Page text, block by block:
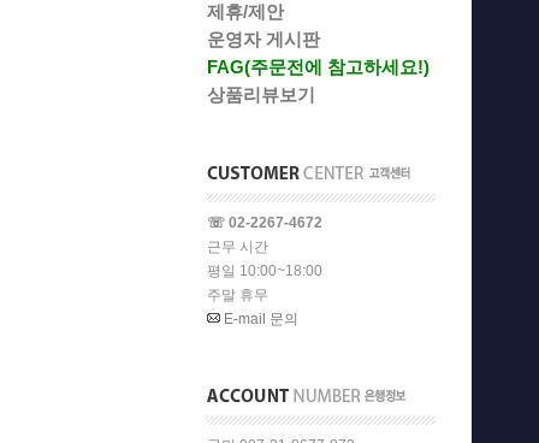
제휴/제안
운영자 게시판
FAG(주문전에 참고하세요!)
상품리뷰보기
☏ 02-2267-4672
근무 시간
평일 10:00~18:00
주말 휴무
E-mail 문의